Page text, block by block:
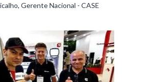
Gerente Nacional - CASE